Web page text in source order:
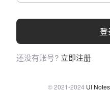
登
还没有账号? 立即注册
© 2021-2024 UI Notes